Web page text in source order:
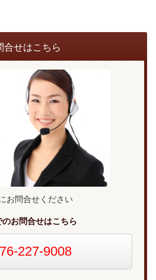
合せはこちら
お問合せください
のお問合せはこちら
227-9008